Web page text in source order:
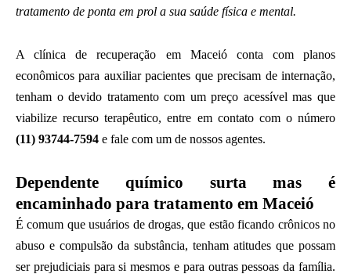
tratamento de ponta em prol a sua saúde física e mental.
A clínica de recuperação em Maceió conta com planos
econômicos para auxiliar pacientes que precisam de internação,
tenham o devido tratamento com um preço acessível mas que
viabilize recurso terapêutico, entre em contato com o número
(11) 93744-7594 e fale com um de nossos agentes.
Dependente químico surta mas é
encaminhado para tratamento em Maceió
É comum que usuários de drogas, que estão ficando crônicos no
abuso e compulsão da substância, tenham atitudes que possam
ser prejudiciais para si mesmos e para outras pessoas da família.